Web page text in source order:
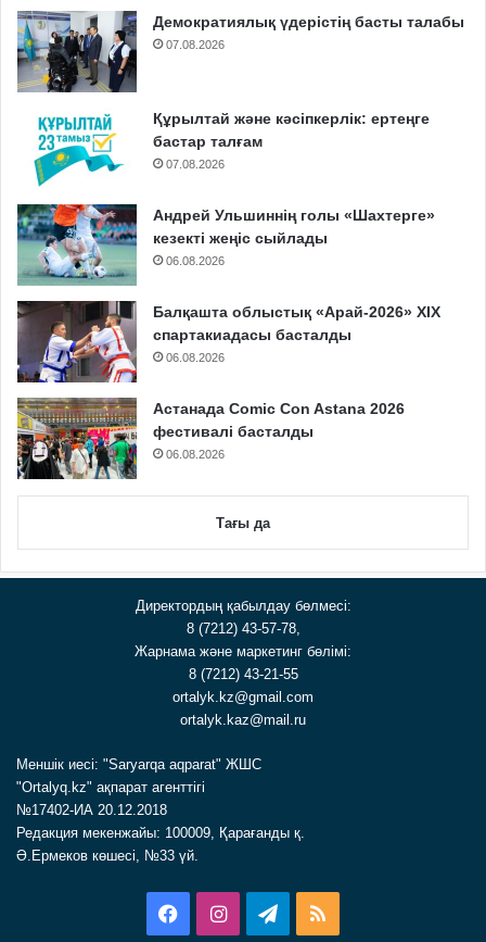
Демократиялық үдерістің басты талабы
07.08.2026
Құрылтай және кәсіпкерлік: ертеңге
бастар талғам
07.08.2026
Андрей Ульшиннің голы «Шахтерге»
кезекті жеңіс сыйлады
06.08.2026
Балқашта облыстық «Арай-2026» XIX
спартакиадасы басталды
06.08.2026
Астанада Comic Con Astana 2026
фестивалі басталды
06.08.2026
Тағы да
Директордың қабылдау бөлмесі:
8 (7212) 43-57-78,
Жарнама және маркетинг бөлімі:
8 (7212) 43-21-55
ortalyk.kz@gmail.com
ortalyk.kaz@mail.ru
Меншік иесі: "Saryarqa aqparat" ЖШС
"Ortalyq.kz" ақпарат агенттігі
№17402-ИА 20.12.2018
Редакция мекенжайы: 100009, Қарағанды қ.
Ә.Ермеков көшесі, №33 үй.
FacebookInstagramTelegram